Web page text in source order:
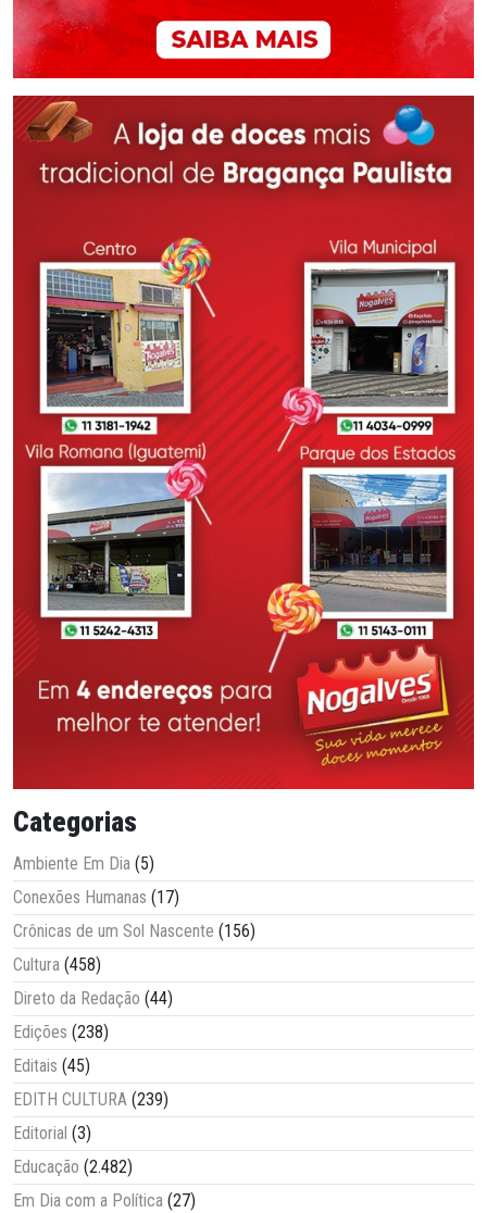
Categorias
Ambiente Em Dia (5)
Conexões Humanas (17)
Crônicas de um Sol Nascente (156)
Cultura (458)
Direto da Redação (44)
Edições (238)
Editais (45)
EDITH CULTURA (239)
Editorial (3)
Educação (2.482)
Em Dia com a Política (27)